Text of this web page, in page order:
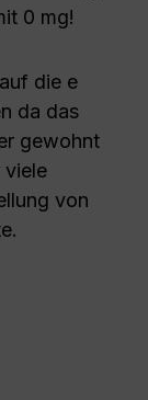
0 mg!
die e
da das
gewohnt
viele
von